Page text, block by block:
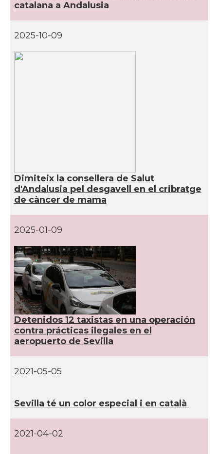
catalana a Andalusia
2025-10-09
Dimiteix la consellera de Salut
d'Andalusia pel desgavell en el cribratge
de càncer de mama
2025-01-09
Detenidos 12 taxistas en una operación
contra prácticas ilegales en el
aeropuerto de Sevilla
2021-05-05
Sevilla té un color especial i en català
2021-04-02